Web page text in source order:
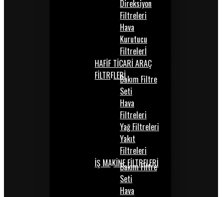
Direksiyon
Filtreleri
Hava
Kurutucu
Filtrelerİ
HAFİF TİCARİ ARAÇ
FİLTRELERİBakım Filtre
Seti
Hava
Filtreleri
Yağ Filtreleri
Yakıt
Filtreleri
İŞ MAKİNE FİLTRELERİ
Bakım Filtre
Seti
Hava